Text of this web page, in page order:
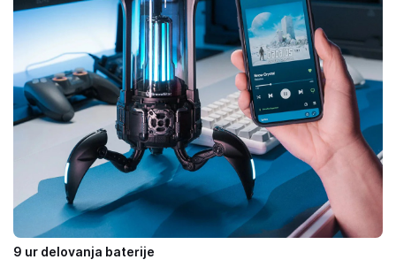
9 ur delovanja baterije